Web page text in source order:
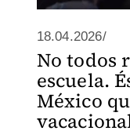
18.04.2026/
No todos
escuela.
México